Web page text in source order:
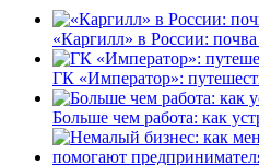
«Каргилл» в России: почва
ГК «Император»:
Больше чем работа: как